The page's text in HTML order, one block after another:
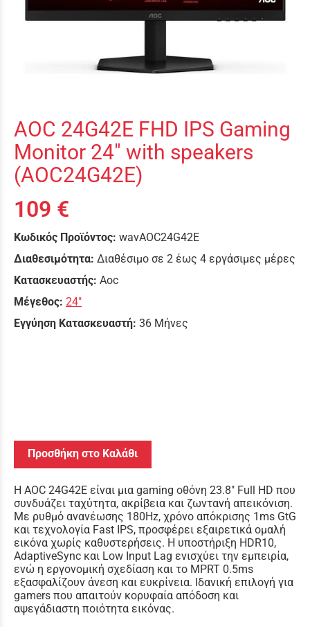
AOC 24G42E FHD IPS Gaming
Monitor 24" with speakers
(AOC24G42E)
109 €
Κωδικός Προϊόντος: wavAOC24G42E
Διαθεσιμότητα: Διαθέσιμο σε 2 έως 4 εργάσιμες μέρες
Κατασκευαστής: Aoc
Μέγεθος: 24"
Εγγύηση Κατασκευαστή: 36 Μήνες
Προσθήκη στο Καλάθι
Η AOC 24G42E είναι μια gaming οθόνη 23.8" Full HD που
συνδυάζει ταχύτητα, ακρίβεια και ζωντανή απεικόνιση.
Με ρυθμό ανανέωσης 180Hz, χρόνο απόκρισης 1ms GtG
και τεχνολογία Fast IPS, προσφέρει εξαιρετικά ομαλή
εικόνα χωρίς καθυστερήσεις. Η υποστήριξη HDR10,
AdaptiveSync και Low Input Lag ενισχύει την εμπειρία,
ενώ η εργονομική σχεδίαση και το MPRT 0.5ms
εξασφαλίζουν άνεση και ευκρίνεια. Ιδανική επιλογή για
gamers που απαιτούν κορυφαία απόδοση και
αψεγάδιαστη ποιότητα εικόνας.